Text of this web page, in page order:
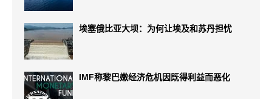
埃塞俄比亚大坝：为何让埃及和苏丹担忧
IMF称黎巴嫩经济危机因既得利益而恶化